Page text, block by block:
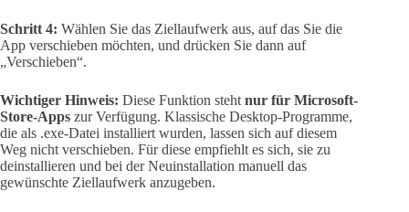
Schritt 4: Wählen Sie das Ziellaufwerk aus, auf das Sie die
App verschieben möchten, und drücken Sie dann auf
„Verschieben“.
Wichtiger Hinweis: Diese Funktion steht nur für Microsoft-
Store-Apps zur Verfügung. Klassische Desktop-Programme,
die als .exe-Datei installiert wurden, lassen sich auf diesem
Weg nicht verschieben. Für diese empfiehlt es sich, sie zu
deinstallieren und bei der Neuinstallation manuell das
gewünschte Ziellaufwerk anzugeben.